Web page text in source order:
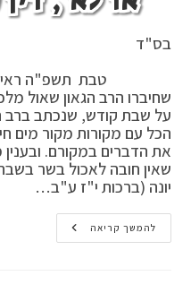
בס"ד
טבת תשפ"ה ראיתי
שחיברו הרב הגאון שאול
על שבת קודש, שנכתב ברב
הכל עם מקורות מקור מים
את הדברים במקורם.
שאין חובה לאכול בשר
יונה (ברכות י"ז ע"ב…
להמשך קריאה האם
אכילת